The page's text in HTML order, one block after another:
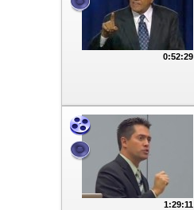
0:52:29
1:29:11